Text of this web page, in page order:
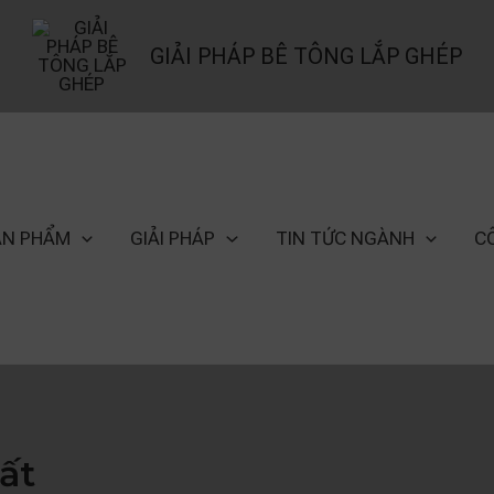
GIẢI PHÁP BÊ TÔNG LẮP GHÉP
PHẨM GIẢI PHÁP TIN TỨC NGÀNH